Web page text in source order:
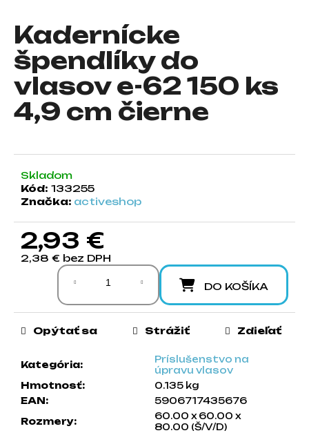
Kadernícke
špendlíky do
vlasov e-62 150 ks
4,9 cm čierne
Skladom
Kód: 133255
Značka: activeshop
2,93 €
2,38 € bez DPH
Jednotková cena:
DO KOŠÍKA
Kategória:
Príslušenstvo na
úpravu vlasov
Hmotnosť:
0.135 kg
EAN:
5906717435676
Rozmery:
60.00 x 60.00 x
80.00 (Š/V/D)
Opýtať sa Strážiť Zdieľať
s
ť
?
HĽADAŤ
O
d
p
o
č
a
m